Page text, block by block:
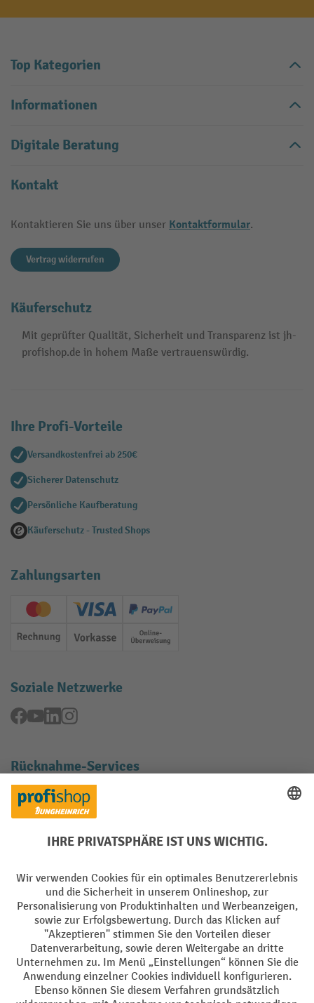
Top Kategorien
Informationen
Digitale Beratung
Kontakt
Kontaktieren Sie uns über unser Kontaktformular.
Vertrag widerrufen
Käuferschutz
Mit geprüfter Qualität, Sicherheit und Transparenz ist jh-
profishop.de in hohem Maße vertrauenswürdig.
Ihre Profi-Vorteile
Versandkostenfrei ab 250€
Sicherer Datenschutz
Persönliche Kaufberatung
Käuferschutz - Trusted Shops
Zahlungsarten
Creditcard (Master)Creditcard (Visa)
PayPal
Rechnung Vorkasse Online-Überweisung
Soziale Netzwerke
Facebook
YouTubeLinkedInInstagram
Rücknahme-Services
Elektrogeräte Rückname
Batterie Rückname
Impressum Datenschutz
Barrierefreiheit Grounding Page Privacy Settings
Alle Preise exkl. gesetzl. Mehrwertsteuer zzgl.Versandkostenund ggf.